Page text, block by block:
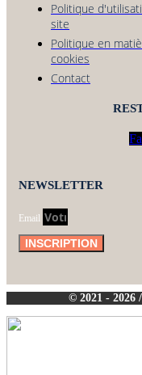
Politique
site
Politique en
cookies
Contact
NEWSLETTER
Email
INSCRIPTION
© 2021 - 2026